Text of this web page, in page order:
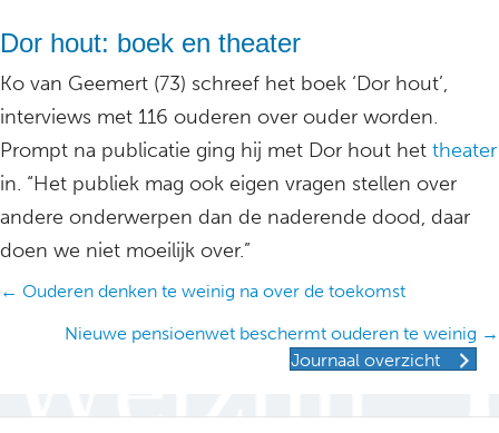
Dor hout: boek en theater
Ko van Geemert (73) schreef het boek ‘Dor hout’,
interviews met 116 ouderen over ouder worden.
Prompt na publicatie ging hij met Dor hout het theater
in. “Het publiek mag ook eigen vragen stellen over
andere onderwerpen dan de naderende dood, daar
doen we niet moeilijk over.”
Posts
navigation
← Ouderen denken te weinig na over de toekomst
Nieuwe pensioenwet beschermt ouderen te weinig →
Journaal overzicht